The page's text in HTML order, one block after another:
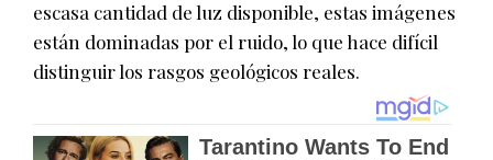
escasa cantidad de luz disponible, estas imágenes
están dominadas por el ruido, lo que hace difícil
distinguir los rasgos geológicos reales.